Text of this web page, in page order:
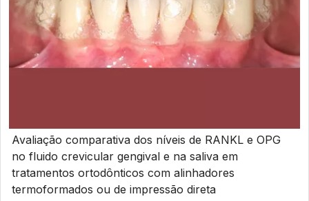
Avaliação comparativa dos níveis de RANKL e OPG
no fluido crevicular gengival e na saliva em
tratamentos ortodônticos com alinhadores
termoformados ou de impressão direta